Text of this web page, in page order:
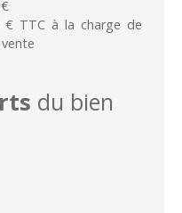
€ TTC à la charge de
du bien